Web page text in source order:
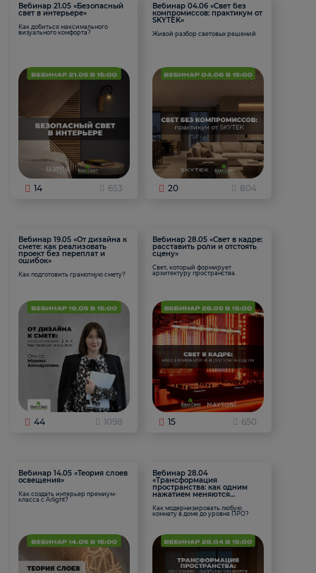
Вебинар 21.05 «Безопасный
свет в интерьере»
Как добиться максимального
визуального комфорта?
14 653
Вебинар 04.06 «Свет без
компромиссов: практикум от
SKYTEK»
Живой разбор световых решений
20 804
Вебинар 19.05 «От дизайна к
смете: как реализовать
проект без переплат и
ошибок»
Как подготовить грамотную смету?
44 1098
Вебинар 28.05 «Свет в кадре:
расставить роли и отстоять
сцену»
Свет, который формирует
архитектуру пространства.
15 650
Вебинар 14.05 «Теория слоев
освещения»
Как создать интерьер премиум-
класса с Arlight?
Вебинар 28.04
«Трансформация
пространства: как одним
нажатием меняются
Как модернизировать любую
комнату в доме до уровня ПРО?